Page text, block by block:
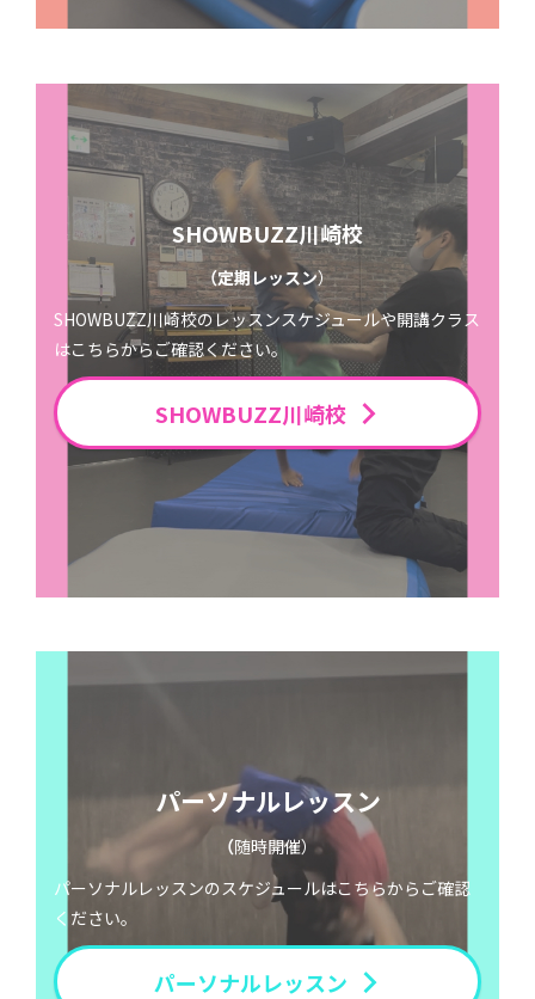
SHOWBUZZ川崎校
（定期レッスン）
SHOWBUZZ川崎校のレッスンスケジュールや開講クラス
はこちらからご確認ください。
SHOWBUZZ川崎校
パーソナルレッスン
（随時開催）
パーソナルレッスンのスケジュールはこちらからご確認
ください。
パーソナルレッスン